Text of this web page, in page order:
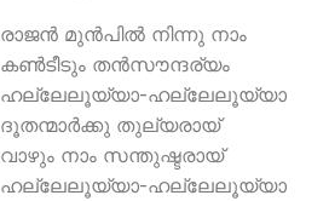
രാജന്‍ മുന്‍പില്‍ നിന്നു നാം
കണ്‍ടീടും തന്‍സൗന്ദര്യം
ഹല്ലേലൂയ്യാ-ഹല്ലേലൂയ്യാ
ദൂതന്മാര്‍ക്കു തുല്യരായ്
വാഴും നാം സന്തുഷ്ടരായ്
ഹല്ലേലൂയ്യാ-ഹല്ലേലൂയ്യാ